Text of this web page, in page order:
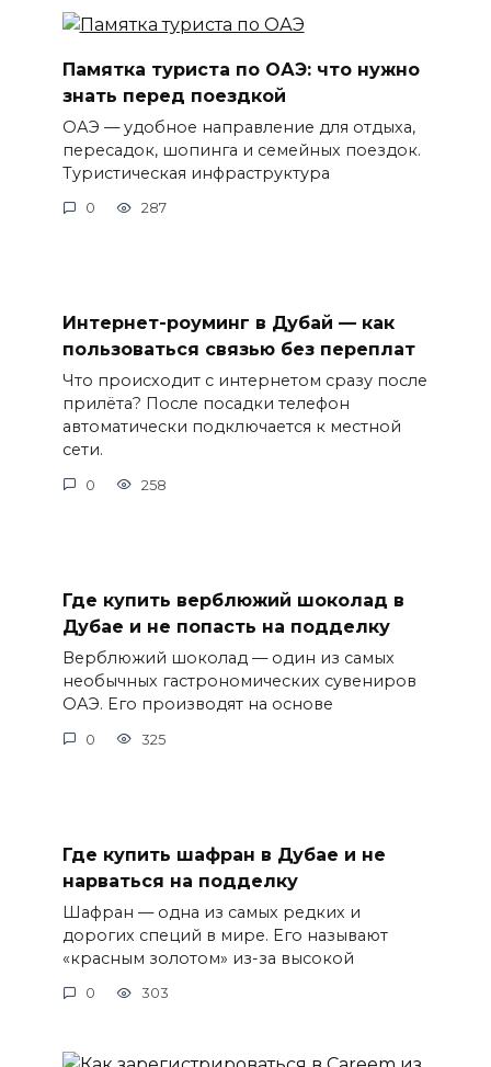
Памятка туриста по ОАЭ: что нужно
знать перед поездкой
ОАЭ — удобное направление для отдыха,
пересадок, шопинга и семейных поездок.
Туристическая инфраструктура
0 287
Интернет-роуминг в Дубай — как
пользоваться связью без переплат
Что происходит с интернетом сразу после
прилёта? После посадки телефон
автоматически подключается к местной
сети.
0 258
Где купить верблюжий шоколад в
Дубае и не попасть на подделку
Верблюжий шоколад — один из самых
необычных гастрономических сувениров
ОАЭ. Его производят на основе
0 325
Где купить шафран в Дубае и не
нарваться на подделку
Шафран — одна из самых редких и
дорогих специй в мире. Его называют
«красным золотом» из-за высокой
0 303